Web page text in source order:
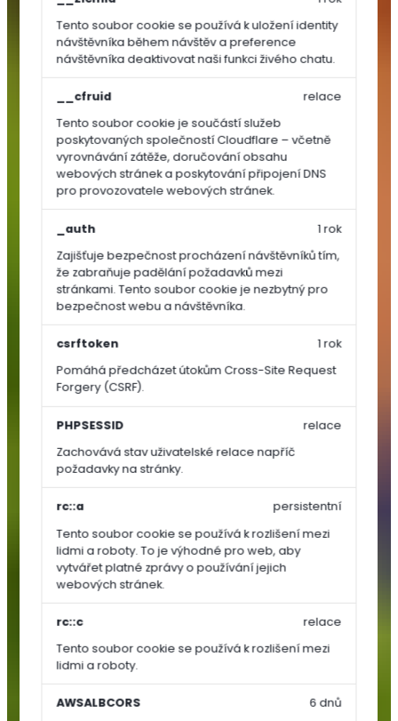
Tento soubor cookie se používá k uložení identity
návštěvníka během návštěv a preference
návštěvníka deaktivovat naši funkci živého chatu.
__cfruid
Tento soubor cookie je součástí služeb
poskytovaných společností Cloudflare – včetně
vyrovnávání zátěže, doručování obsahu
webových stránek a poskytování připojení DNS
pro provozovatele webových stránek.
relace
_auth
Zajišťuje bezpečnost procházení návštěvníků tím,
že zabraňuje padělání požadavků mezi
stránkami. Tento soubor cookie je nezbytný pro
bezpečnost webu a návštěvníka.
1 rok
csrftoken
Pomáhá předcházet útokům Cross-Site Request
Forgery (CSRF).
1 rok
PHPSESSID
Zachovává stav uživatelské relace napříč
požadavky na stránky.
relace
rc::a
Tento soubor cookie se používá k rozlišení mezi
lidmi a roboty. To je výhodné pro web, aby
vytvářet platné zprávy o používání jejich
webových stránek.
persistentní
rc::c
Tento soubor cookie se používá k rozlišení mezi
lidmi a roboty.
relace
AWSALBCORS
6 dnů
TRAVNÍ
OSIVA
a
regenerace
Univerzální
a
Sportovní
směsi
Speciální
směsi
SEMÍNKA
Rajčata
Okurky,
dýně,
cukety
Ostatní
Cibulová